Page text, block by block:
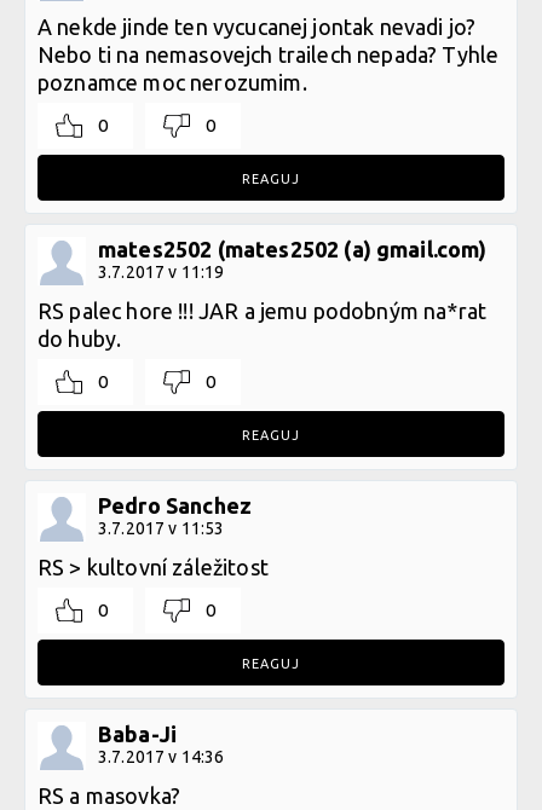
A nekde jinde ten vycucanej jontak nevadi jo?
Nebo ti na nemasovejch trailech nepada? Tyhle
poznamce moc nerozumim.
0 0
REAGUJ
mates2502 (mates2502 (a) gmail.com)
3.7.2017 v 11:19
RS palec hore !!! JAR a jemu podobným na*rat
do huby.
0 0
REAGUJ
Pedro Sanchez
3.7.2017 v 11:53
RS > kultovní záležitost
0 0
REAGUJ
Baba-Ji
3.7.2017 v 14:36
RS a masovka?